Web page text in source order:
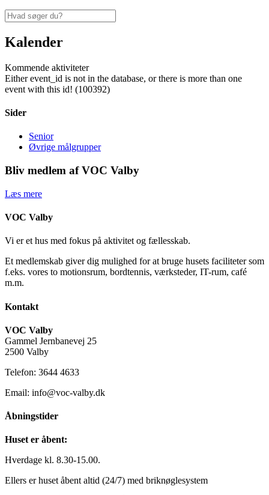
Kalender
Kommende aktiviteter
Either event_id is not in the database, or there is more than one
event with this id! (100392)
Sider
Senior
Øvrige målgrupper
Bliv medlem af VOC Valby
Læs mere
VOC Valby
Vi er et hus med fokus på aktivitet og fællesskab.
Et medlemskab giver dig mulighed for at bruge husets faciliteter som
f.eks. vores to motionsrum, bordtennis, værksteder, IT-rum, café
m.m.
Kontakt
VOC Valby
Gammel Jernbanevej 25
2500 Valby
Telefon: 3644 4633
Email: info@voc-valby.dk
Åbningstider
Huset er åbent:
Hverdage kl. 8.30-15.00.
Ellers er huset åbent altid (24/7) med briknøglesystem